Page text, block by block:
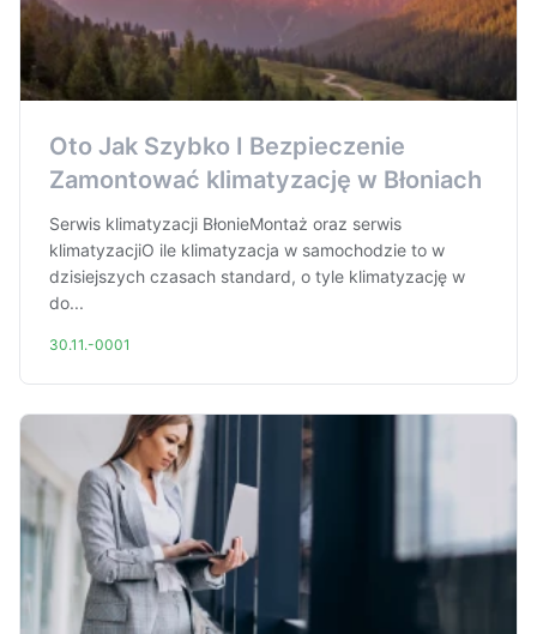
Oto Jak Szybko I Bezpieczenie
Zamontować klimatyzację w Błoniach
Serwis klimatyzacji BłonieMontaż oraz serwis
klimatyzacjiO ile klimatyzacja w samochodzie to w
dzisiejszych czasach standard, o tyle klimatyzację w
do...
30.11.-0001